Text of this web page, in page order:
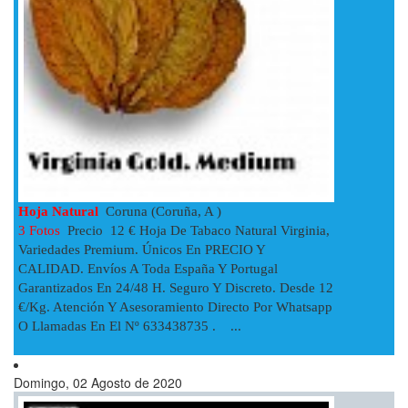
Hoja Natural Coruna (Coruña, A )
3 Fotos Precio 12 € Hoja De Tabaco Natural Virginia,
Variedades Premium. Únicos En PRECIO Y
CALIDAD. Envíos A Toda España Y Portugal
Garantizados En 24/48 H. Seguro Y Discreto. Desde 12
€/Kg. Atención Y Asesoramiento Directo Por Whatsapp
O Llamadas En El Nº 633438735 . ...
Domingo, 02 Agosto de 2020